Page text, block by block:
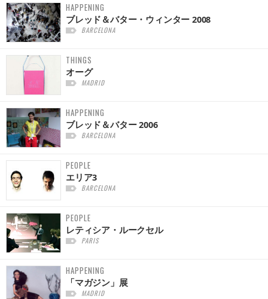
HAPPENING
ブレッド＆バター・ウィンター 2008
BARCELONA
THINGS
オーグ
MADRID
HAPPENING
ブレッド＆バター 2006
BARCELONA
PEOPLE
エリア3
BARCELONA
PEOPLE
レティシア・ルークセル
PARIS
HAPPENING
「マガジン」展
MADRID